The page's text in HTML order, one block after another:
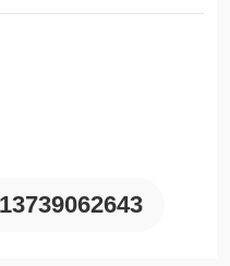
，远优于铜材质（58.5 S/
触电阻 —— 实测数据显示，
的直流电阻仅为 0.002-0.0
13739062643